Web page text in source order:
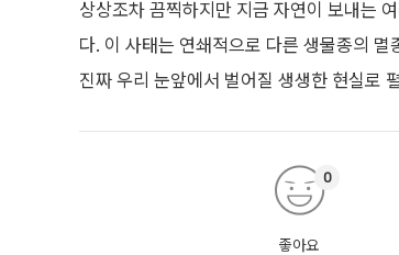
상상조차 끔찍하지만 지금 자연이 보내는
다. 이 사태는 연쇄적으로 다른 생물종의
진짜 우리 눈앞에서 벌어질 생생한 현실로
좋아요
0